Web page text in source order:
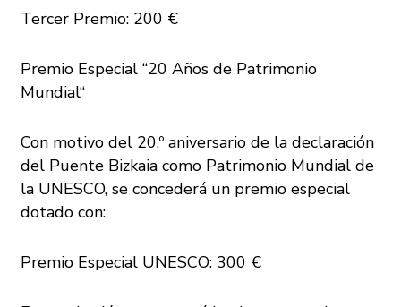
Tercer Premio: 200 €
Premio Especial “20 Años de Patrimonio
Mundial“
Con motivo del 20.º aniversario de la declaración
del Puente Bizkaia como Patrimonio Mundial de
la UNESCO, se concederá un premio especial
dotado con:
Premio Especial UNESCO: 300 €